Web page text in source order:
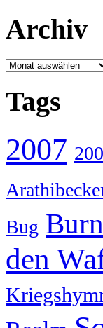
Archiv
Archiv
Tags
2007
Bug
den